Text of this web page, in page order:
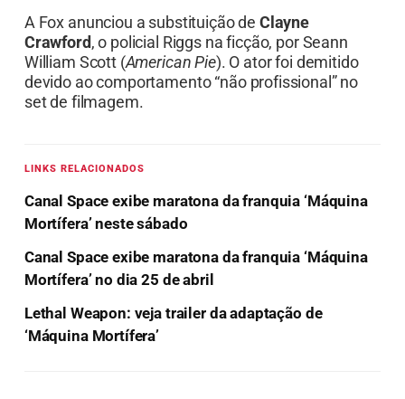
A Fox anunciou a substituição de Clayne
Crawford, o policial Riggs na ficção, por Seann
William Scott (American Pie). O ator foi demitido
devido ao comportamento “não profissional” no
set de filmagem.
LINKS RELACIONADOS
Canal Space exibe maratona da franquia ‘Máquina
Mortífera’ neste sábado
Canal Space exibe maratona da franquia ‘Máquina
Mortífera’ no dia 25 de abril
Lethal Weapon: veja trailer da adaptação de
‘Máquina Mortífera’